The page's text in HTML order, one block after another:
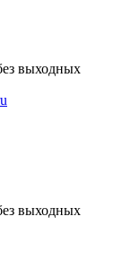
выходных
выходных